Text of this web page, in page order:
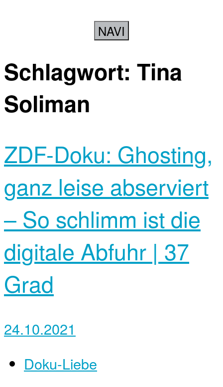
NAVI
Schlagwort: Tina
Soliman
ZDF-Doku: Ghosting,
ganz leise abserviert
– So schlimm ist die
digitale Abfuhr | 37
Grad
24.10.2021
Doku-Liebe